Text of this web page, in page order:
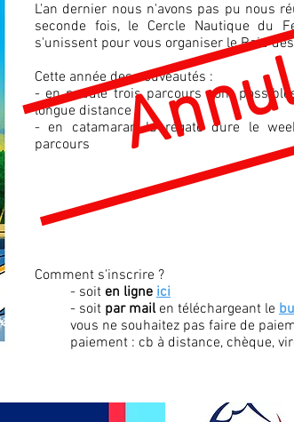
L'an dernier nous n'avons pas pu nous
seconde fois, le Cercle Nautique du
s'unissent pour vous organiser le Raid
Cette année des nouveautés :
- en paddle trois parcours sont
longue distance
- en catamaran la régate dure le
parcours
Comment s'inscrire ?
- soit en ligne ici
- soit par mailen téléchargeant le
vous ne souhaitez pas faire de
paiement : cb à distance, chèque,